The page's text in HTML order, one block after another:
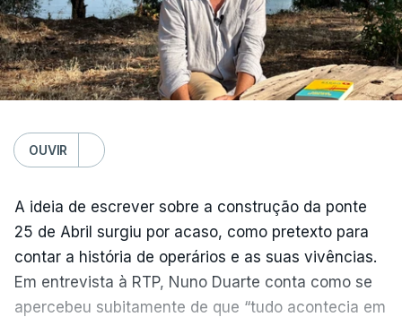
OUVIR
A ideia de escrever sobre a construção da ponte
25 de Abril surgiu por acaso, como pretexto para
contar a história de operários e as suas vivências.
Em entrevista à RTP, Nuno Duarte conta como se
apercebeu subitamente de que “tudo acontecia em